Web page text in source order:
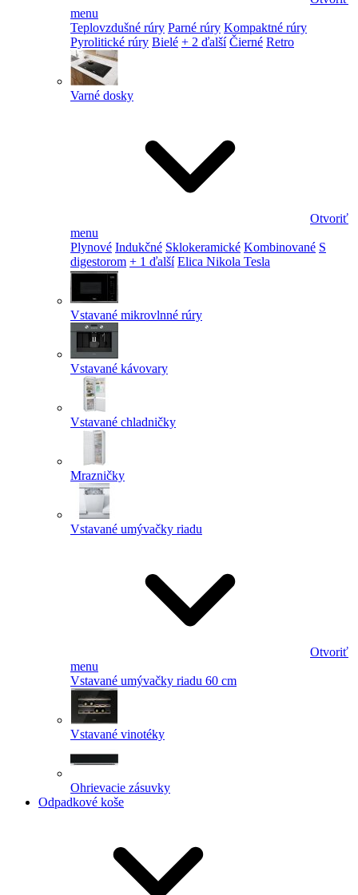
menu
Teplovzdušné rúry Parné rúry Kompaktné rúry
Pyrolitické rúry Bielé + 2 ďalší Čierné Retro
Varné dosky
Otvoriť
menu
Plynové Indukčné Sklokeramické Kombinované S
digestorom + 1 ďalší Elica Nikola Tesla
Vstavané mikrovlnné rúry
Vstavané kávovary
Vstavané chladničky
Mrazničky
Vstavané umývačky riadu
Otvoriť
menu
Vstavané umývačky riadu 60 cm
Vstavané vinotéky
Ohrievacie zásuvky
Odpadkové koše